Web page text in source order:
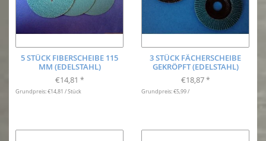
5 STÜCK FIBERSCHEIBE 115
MM (EDELSTAHL)
€14,81 *
Grundpreis: €14,81 / Stück
3 STÜCK FÄCHERSCHEIBE
GEKRÖPFT (EDELSTAHL)
€18,87 *
Grundpreis: €5,99 /